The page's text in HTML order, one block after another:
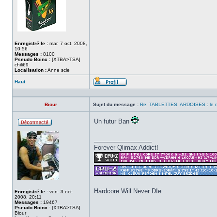
Enregistré le : mar. 7 oct. 2008,
10:56
Messages : 8100
Pseudo Boinc : [XTBA>TSA]
chili69
Localisation :Anne scie
Haut
Profil
Biour Sujet du message : Re: TABLETTES, ARDOISES : le
ligne
Enregistré le : ven. 3 oct.
2008, 20:11
Messages : 19467
Pseudo Boinc : [XTBA>TSA]
Biour
Un futur Ban
Forever Qlimax Addict!
Hardcore Will Never DIe.